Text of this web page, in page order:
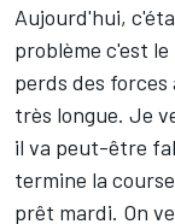
Aujourd'hui,
problème c'est
perds des forces
très longue. Je
il va peut-être
termine la
prêt mardi. On